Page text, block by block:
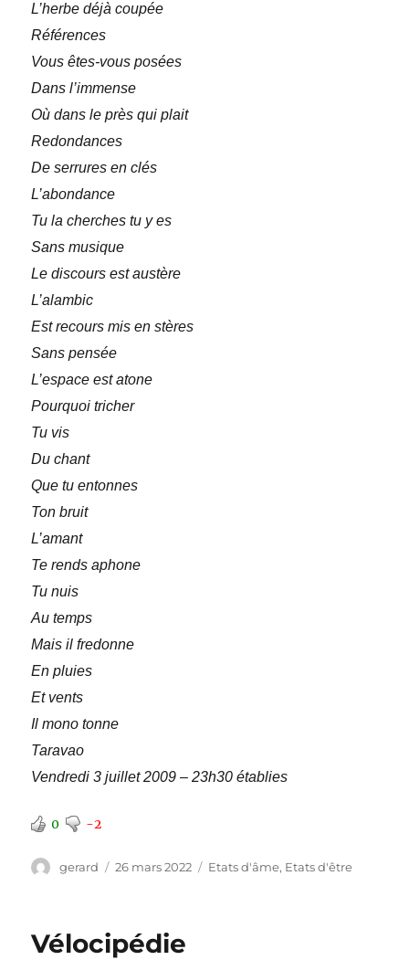
L’herbe déjà coupée
Références
Vous êtes-vous posées
Dans l’immense
Où dans le près qui plait
Redondances
De serrures en clés
L’abondance
Tu la cherches tu y es
Sans musique
Le discours est austère
L’alambic
Est recours mis en stères
Sans pensée
L’espace est atone
Pourquoi tricher
Tu vis
Du chant
Que tu entonnes
Ton bruit
L’amant
Te rends aphone
Tu nuis
Au temps
Mais il fredonne
En pluies
Et vents
Il mono tonne
Taravao
Vendredi 3 juillet 2009 – 23h30 établies
0 -2
Auteur
gerard
Publié
26 mars 2022 Catégories
Etats d'âme, Etats d'être
Vélocipédie